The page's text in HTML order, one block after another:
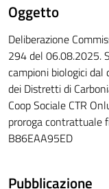
Oggetto
Deliberazione
294 del 06.08.2025.
campioni biologici
dei Distretti di
Coop Sociale CTR
proroga contrattuale
B86EAA95ED
Pubblicazione